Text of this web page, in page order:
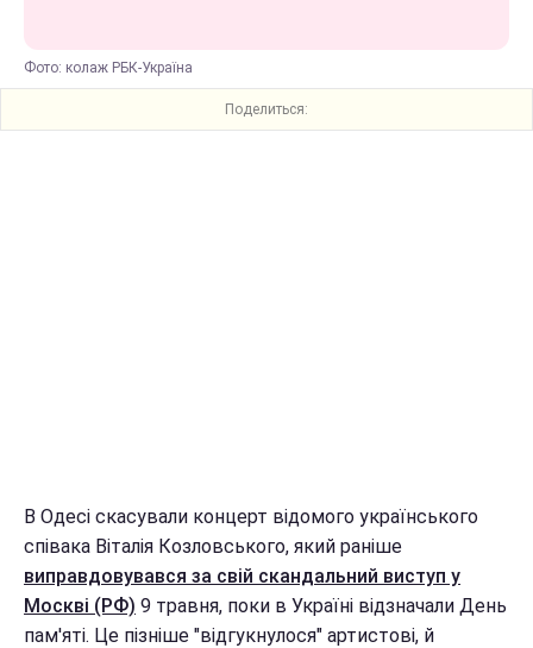
Фото: колаж РБК-Україна
Поделиться:
В Одесі скасували концерт відомого українського
співака Віталія Козловського, який раніше
виправдовувався за свій скандальний виступ у
Москві (РФ) 9 травня, поки в Україні відзначали День
пам'яті. Це пізніше "відгукнулося" артистові, й